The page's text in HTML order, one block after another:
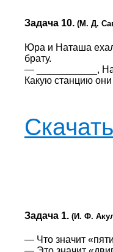
Задача 10. (М. Д.
Юра и Наташа
брату.
— ___________,
Какую станцию
Задача 1. (И. Ф.
— Что значит